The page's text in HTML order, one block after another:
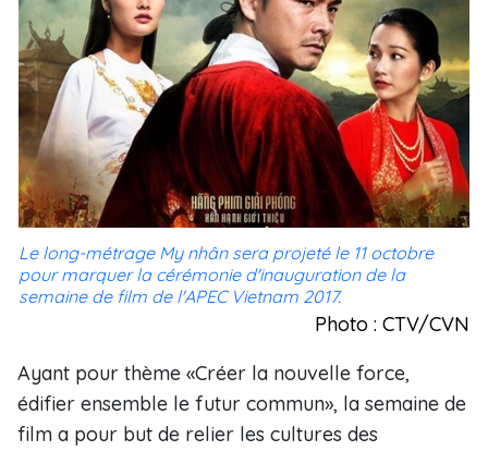
Le long-métrage My nhân sera projeté le 11 octobre
pour marquer la cérémonie d'inauguration de la
semaine de film de l'APEC Vietnam 2017.
Photo : CTV/CVN
Ayant pour thème «Créer la nouvelle force,
édifier ensemble le futur commun», la semaine de
film a pour but de relier les cultures des